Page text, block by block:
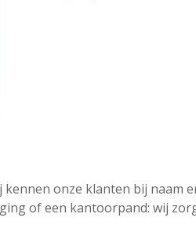
onze klanten bij naam
of een kantoorpand: wij